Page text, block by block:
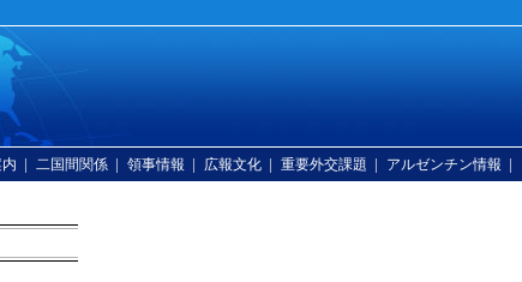
| 二国間関係 | 領事情報 | 広報文化 | 重要外交課題 | アルゼンチン情報 |